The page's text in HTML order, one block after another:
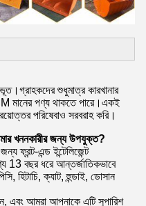
শুধুমাত্র কারখানার
মানের পণ্য থাকতে পারে।একই
পরিষেবাও সরবরাহ করি।
খননকারীর জন্য উপযুক্ত?
ফ্রন্ট-এন্ড ইন্টেলিজেন্ট
13 বছর ধরে আন্তর্জাতিকভাবে
হিটাচি, ক্যাট, হুন্ডাই, ডোসান
এবং আমরা আপনাকে এটি সুপারিশ